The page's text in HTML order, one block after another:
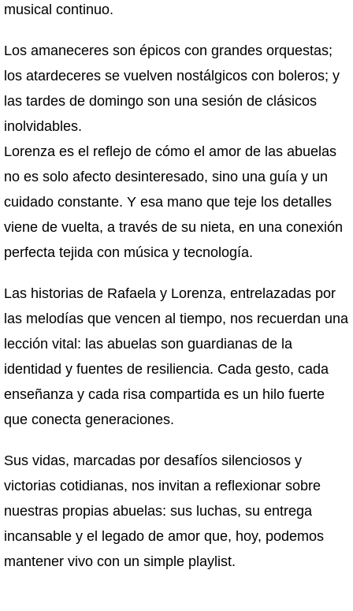
musical continuo.
Los amaneceres son épicos con grandes orquestas;
los atardeceres se vuelven nostálgicos con boleros; y
las tardes de domingo son una sesión de clásicos
inolvidables.
Lorenza es el reflejo de cómo el amor de las abuelas
no es solo afecto desinteresado, sino una guía y un
cuidado constante. Y esa mano que teje los detalles
viene de vuelta, a través de su nieta, en una conexión
perfecta tejida con música y tecnología.
Las historias de Rafaela y Lorenza, entrelazadas por
las melodías que vencen al tiempo, nos recuerdan una
lección vital: las abuelas son guardianas de la
identidad y fuentes de resiliencia. Cada gesto, cada
enseñanza y cada risa compartida es un hilo fuerte
que conecta generaciones.
Sus vidas, marcadas por desafíos silenciosos y
victorias cotidianas, nos invitan a reflexionar sobre
nuestras propias abuelas: sus luchas, su entrega
incansable y el legado de amor que, hoy, podemos
mantener vivo con un simple playlist.